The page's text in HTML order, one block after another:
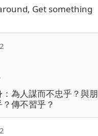
Get something
為人謀而不忠乎？與朋
傳不習乎？